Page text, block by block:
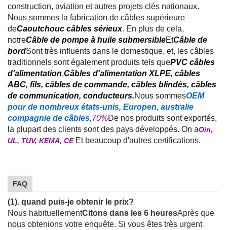
construction, aviation et autres projets clés nationaux.
Nous sommes la fabrication de câbles supérieure
deCaoutchouc câbles sérieux. En plus de cela,
notreCâble de pompe à huile submersibleEtCâble de
bordSont très influents dans le domestique, et, les câbles
traditionnels sont également produits tels quePVC câbles
d'alimentation,Câbles d'alimentation XLPE, câbles
ABC, fils, câbles de commande, câbles blindés, câbles
de communication, conducteurs.Nous sommesOEM
pour de nombreux états-unis, Europen, australie
compagnie de câbles,70%De nos produits sont exportés,
la plupart des clients sont des pays développés. On aOin,
UL, TUV, KEMA, CE Et beaucoup d'autres certifications.
FAQ
(1). quand puis-je obtenir le prix?
Nous habituellementCitons dans les 6 heuresAprès que
nous obtenions votre enquête. Si vous êtes très urgent